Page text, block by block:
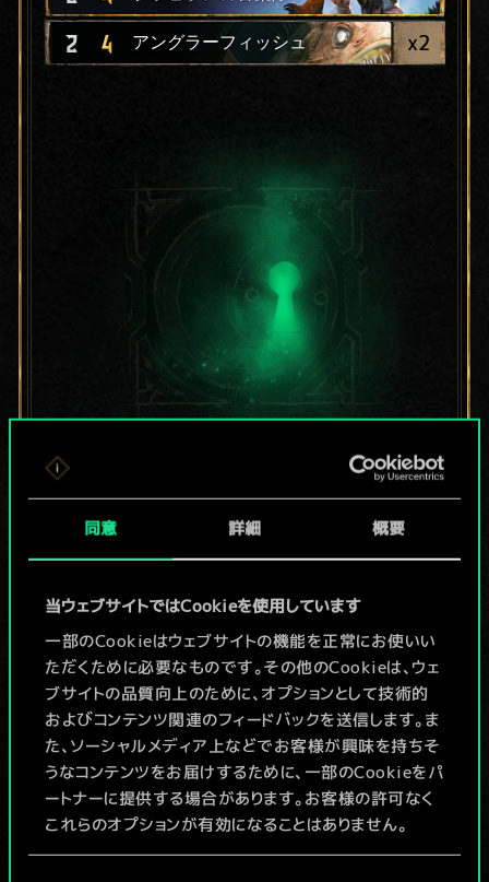
同意 詳細 概要
当ウェブサイトではCookieを使用しています
一部のCookieはウェブサイトの機能を正常にお使いい
ただくために必要なものです。その他のCookieは、ウェ
ブサイトの品質向上のために、オプションとして技術的
およびコンテンツ関連のフィードバックを送信します。ま
た、ソーシャルメディア上などでお客様が興味を持ちそ
うなコンテンツをお届けするために、一部のCookieをパ
ートナーに提供する場合があります。お客様の許可なく
これらのオプションが有効になることはありません。
2 4 アングラーフィッシュ x2
現在はまだこれし
か共有デッキがあ
りませんが、
続々追加中！
デッキ名入力＆ガイドを作成
デッキを編集
/